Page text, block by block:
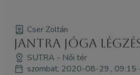
Cser Zoltán
Jantra jóga
SUTRA - Női tér
szombat, 2020-08-29., 09:15